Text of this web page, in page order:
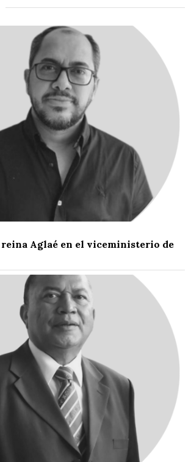
reina Aglaé en el viceministerio de